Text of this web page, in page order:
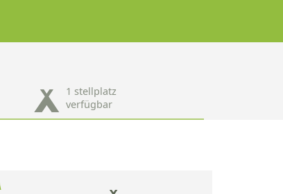
1 stellplatz
verfügbar